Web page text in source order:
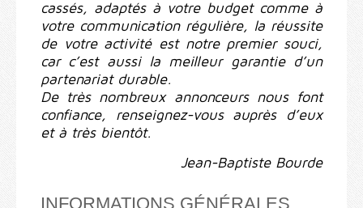
cassés, adaptés à votre budget comme à
votre communication régulière, la réussite
de votre activité est notre premier souci,
car c’est aussi la meilleur garantie d’un
partenariat durable.
De très nombreux annonceurs nous font
confiance, renseignez-vous auprès d’eux
et à très bientôt.
Jean-Baptiste Bourde
INFORMATIONS GÉNÉRALES